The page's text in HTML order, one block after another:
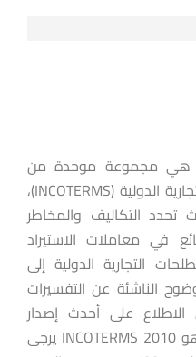
هي مجموعة موحدة من
المبادئ لتفسير المصطلحات التجارية الدولية (INCOTERMS)،
التكاليف والمخاطر
في معاملات الاستيراد
التجارية الدولية إلى
الناشئة عن التفسيرات
الاطلاع على أحدث إصدار
للمصطلحات التجارية الدولية وهو INCOTERMS 2010 يرجى